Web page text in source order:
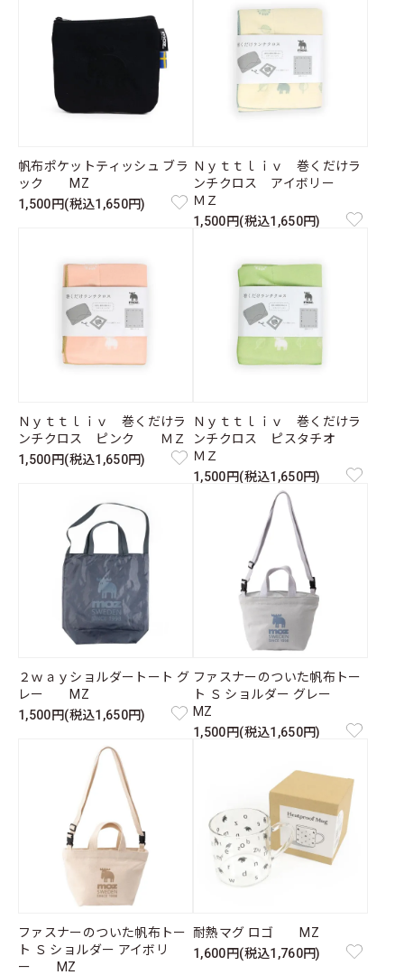
帆布ポケットティッシュ ブラ
ック MZ
1,500円(税込1,650円)
Ｎｙｔｔｌｉｖ 巻くだけラ
ンチクロス アイボリー
ＭＺ
1,500円(税込1,650円)
Ｎｙｔｔｌｉｖ 巻くだけラ
ンチクロス ピンク ＭＺ
1,500円(税込1,650円)
Ｎｙｔｔｌｉｖ 巻くだけラ
ンチクロス ピスタチオ
ＭＺ
1,500円(税込1,650円)
２ｗａｙショルダートート グ
レー MZ
1,500円(税込1,650円)
ファスナーのついた帆布トー
ト Ｓ ショルダー グレー
MZ
1,500円(税込1,650円)
ファスナーのついた帆布トー
ト Ｓ ショルダー アイボリ
ー MZ
耐熱マグ ロゴ MZ
1,600円(税込1,760円)